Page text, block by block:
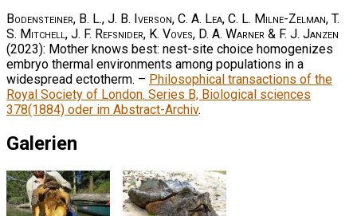
Bodensteiner, B. L., J. B. Iverson, C. A. Lea, C. L. Milne-Zelman, T.
S. Mitchell, J. F. Refsnider, K. Voves, D. A. Warner & F. J. Janzen
(2023): Mother knows best: nest-site choice homogenizes
embryo thermal environments among populations in a
widespread ectotherm. – Philosophical transactions of the
Royal Society of London. Series B, Biological sciences
378(1884) oder im Abstract-Archiv.
Galerien